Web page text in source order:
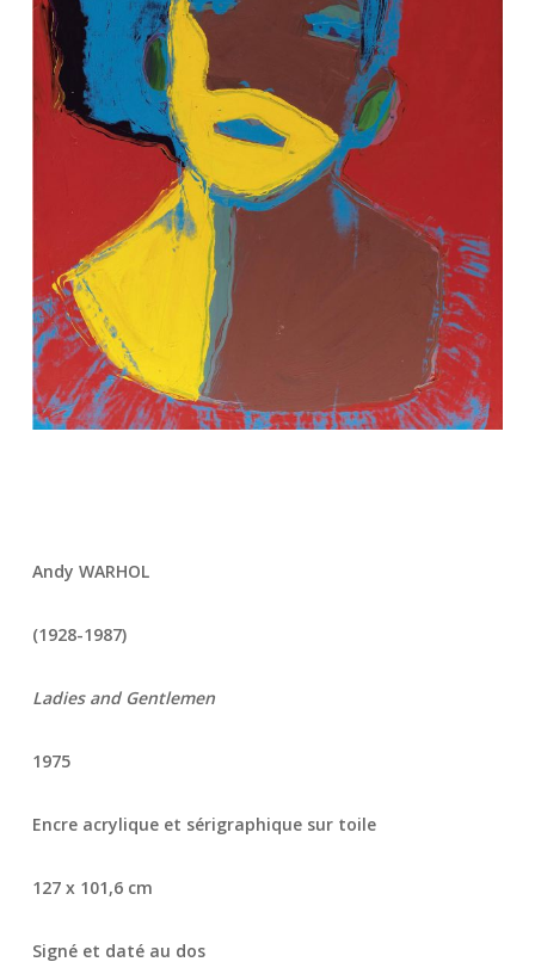
Andy WARHOL
(1928-1987)
Ladies and Gentlemen
1975
Encre acrylique et sérigraphique sur toile
127 x 101,6 cm
Signé et daté au dos